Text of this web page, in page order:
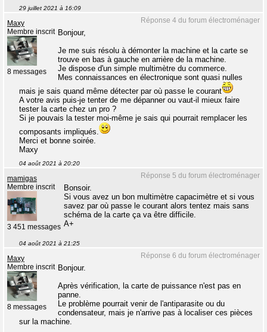
29 juillet 2021 à 16:09
Réponse 4 du forum électroménager
Maxy
Membre inscrit
8 messages
Bonjour,
Je me suis résolu à démonter la machine et la carte se
trouve en bas à gauche en arrière de la machine.
Je dispose d'un simple multimètre du commerce.
Mes connaissances en électronique sont quasi nulles
mais je sais quand même détecter par où passe le courant
A votre avis puis-je tenter de me dépanner ou vaut-il mieux faire
tester la carte chez un pro ?
Si je pouvais la tester moi-même je sais qui pourrait remplacer les
composants impliqués.
Merci et bonne soirée.
Maxy
04 août 2021 à 20:20
Réponse 5 du forum électroménager
mamigas
Membre inscrit
3 451 messages
Bonsoir.
Si vous avez un bon multimètre capacimètre et si vous
savez par où passe le courant alors tentez mais sans
schéma de la carte ça va être difficile.
A+
04 août 2021 à 21:25
Réponse 6 du forum électroménager
Maxy
Membre inscrit
8 messages
Bonjour.
Après vérification, la carte de puissance n'est pas en
panne.
Le problème pourrait venir de l'antiparasite ou du
condensateur, mais je n'arrive pas à localiser ces pièces
sur la machine.